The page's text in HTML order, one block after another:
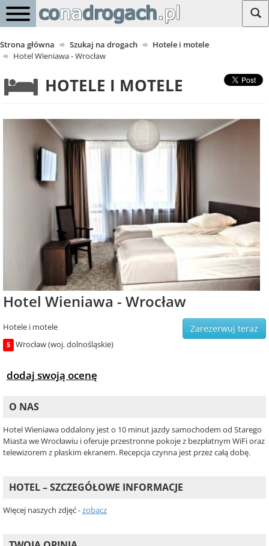
Strona główna Szukaj na drogach
Hotele i motele
Hotel Wieniawa - Wrocław
HOTELE I MOTELE
Hotel Wieniawa - Wrocław
Zarezerwuj teraz
Hotele i motele
5 Wrocław (woj. dolnośląskie)
dodaj swoją ocenę
O NAS
Hotel Wieniawa oddalony jest o 10 minut jazdy samochodem od Starego
Miasta we Wrocławiu i oferuje przestronne pokoje z bezpłatnym WiFi oraz
telewizorem z płaskim ekranem. Recepcja czynna jest przez całą dobę.
HOTEL – SZCZEGÓŁOWE INFORMACJE
Więcej naszych zdjęć -zobacz